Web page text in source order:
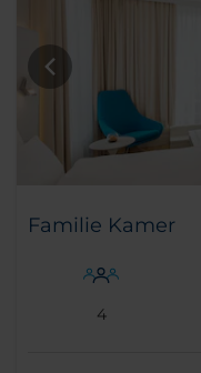
Familie Kamer
4